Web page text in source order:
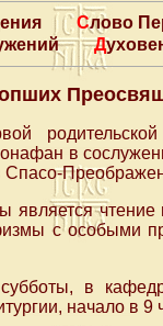
Слово
в
Спасо-
является
с особыми
в
начало в 9